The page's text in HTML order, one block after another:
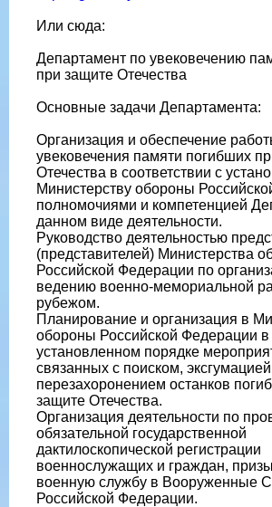
Или сюда:
Департамент по увековечению
при защите Отечества
Основные задачи Департамента:
Организация и обеспечение
увековечения памяти погибших
Отечества в соответствии с
Министерству обороны
полномочиями и компетенцией
данном виде деятельности.
Руководство деятельностью
(предста­вителей) Министерства
Российской Федерации по
ведению военно-мемориальной
рубежом.
Планирование и организация в
обороны Российской Федерации в
установленном порядке
связанных с поиском,
перезахоронением останков
защите Отечества.
Организация деятельности по
обязательной государственной
дактилоскопической регистрации
военнослужащих и граждан,
военную службу в Вооруженные
Российской Федерации.